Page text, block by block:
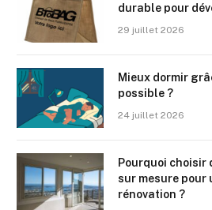
durable pour
29 juillet 2026
Mieux dormir
possible ?
24 juillet 2026
Pourquoi choisir
sur mesure pour
rénovation ?